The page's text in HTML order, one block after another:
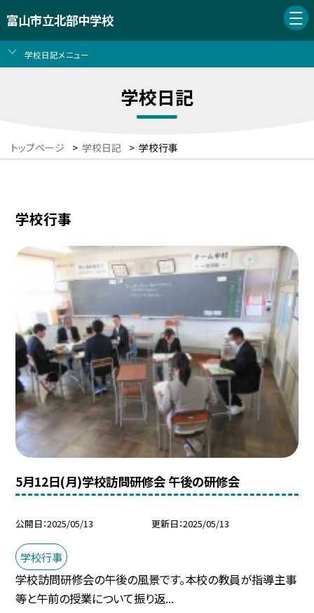
富山市立北部中学校
学校日記メニュー
学校日記
トップページ > 学校日記 > 学校行事
学校行事
5月12日(月)学校訪問研修会 午後の研修会
公開日 2025/05/13 更新日 2025/05/13
学校行事
学校訪問研修会の午後の風景です。本校の教員が指導主事
等と午前の授業について振り返...